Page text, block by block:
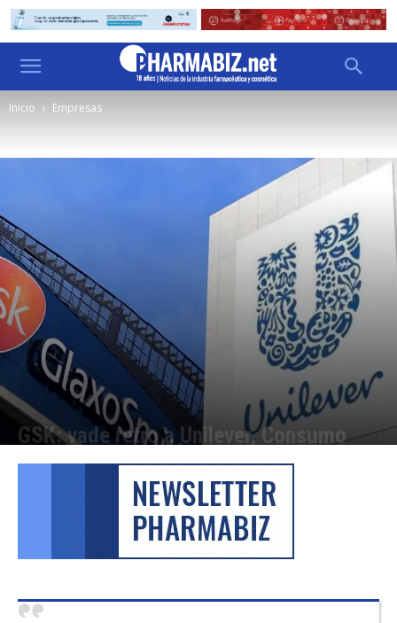
Inicio Empresas
GSK: vade retro a Unilever, Consumo
Por Christian Atance - 17/01/2022 11:30